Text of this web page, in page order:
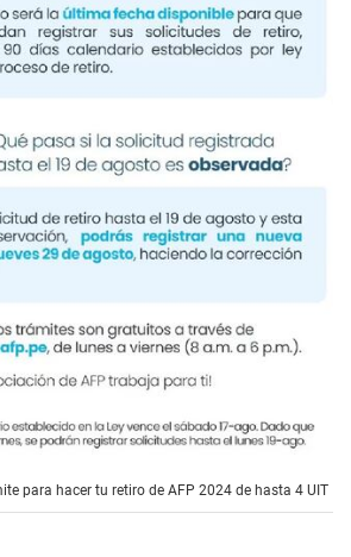
para hacer tu retiro de AFP 2024 de hasta 4 UIT